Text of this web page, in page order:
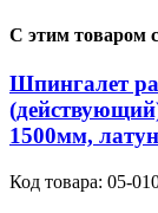
С этим товаром
Шпингалет
1500мм,
Код товара: 05-